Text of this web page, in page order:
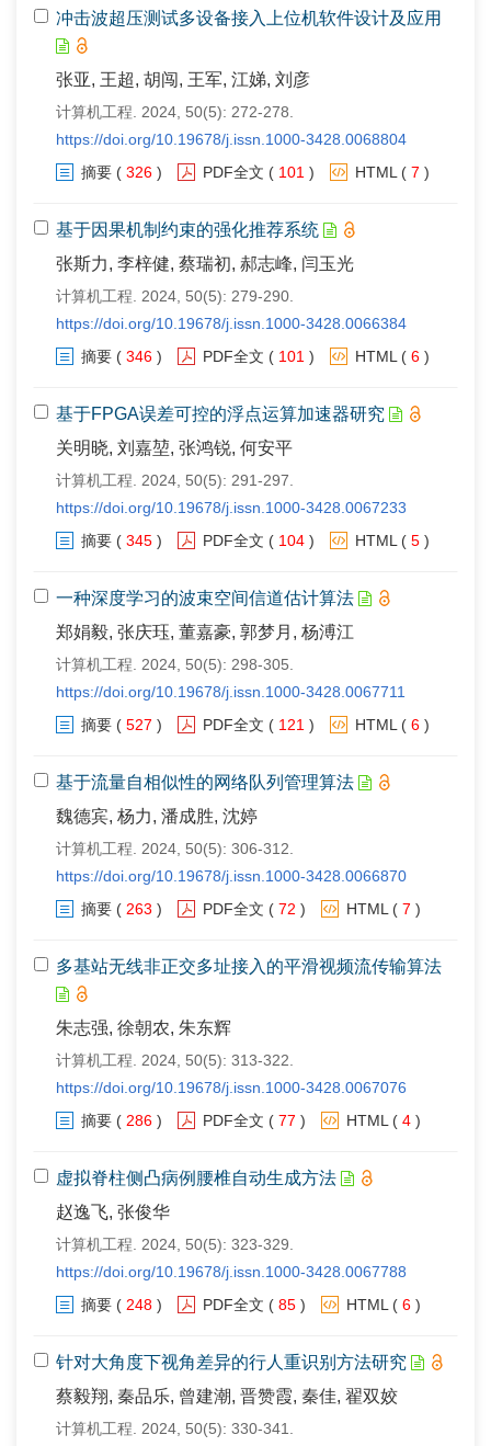
冲击波超压测试多设备接入上位机软件设计及应用
张亚, 王超, 胡闯, 王军, 江娣, 刘彦
计算机工程. 2024, 50(5): 272-278.
https://doi.org/10.19678/j.issn.1000-3428.0068804
摘要 ( 326 ) PDF全文 ( 101 ) HTML ( 7 )
基于因果机制约束的强化推荐系统
张斯力, 李梓健, 蔡瑞初, 郝志峰, 闫玉光
计算机工程. 2024, 50(5): 279-290.
https://doi.org/10.19678/j.issn.1000-3428.0066384
摘要 ( 346 ) PDF全文 ( 101 ) HTML ( 6 )
基于FPGA误差可控的浮点运算加速器研究
关明晓, 刘嘉堃, 张鸿锐, 何安平
计算机工程. 2024, 50(5): 291-297.
https://doi.org/10.19678/j.issn.1000-3428.0067233
摘要 ( 345 ) PDF全文 ( 104 ) HTML ( 5 )
一种深度学习的波束空间信道估计算法
郑娟毅, 张庆珏, 董嘉豪, 郭梦月, 杨溥江
计算机工程. 2024, 50(5): 298-305.
https://doi.org/10.19678/j.issn.1000-3428.0067711
摘要 ( 527 ) PDF全文 ( 121 ) HTML ( 6 )
基于流量自相似性的网络队列管理算法
魏德宾, 杨力, 潘成胜, 沈婷
计算机工程. 2024, 50(5): 306-312.
https://doi.org/10.19678/j.issn.1000-3428.0066870
摘要 ( 263 ) PDF全文 ( 72 ) HTML ( 7 )
多基站无线非正交多址接入的平滑视频流传输算法
朱志强, 徐朝农, 朱东辉
计算机工程. 2024, 50(5): 313-322.
https://doi.org/10.19678/j.issn.1000-3428.0067076
摘要 ( 286 ) PDF全文 ( 77 ) HTML ( 4 )
虚拟脊柱侧凸病例腰椎自动生成方法
赵逸飞, 张俊华
计算机工程. 2024, 50(5): 323-329.
https://doi.org/10.19678/j.issn.1000-3428.0067788
摘要 ( 248 ) PDF全文 ( 85 ) HTML ( 6 )
针对大角度下视角差异的行人重识别方法研究
蔡毅翔, 秦品乐, 曾建潮, 晋赞霞, 秦佳, 翟双姣
计算机工程. 2024, 50(5): 330-341.